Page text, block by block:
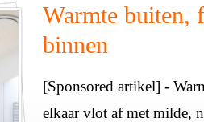
Warmte buiten,
binnen
[Sponsored artikel] -
elkaar vlot af met milde,